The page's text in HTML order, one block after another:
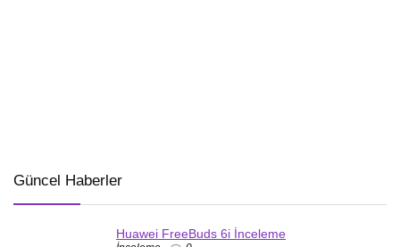
Güncel Haberler
Huawei FreeBuds 6i İnceleme